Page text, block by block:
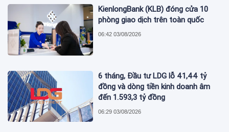
KienlongBank (KLB) đóng cửa 10
phòng giao dịch trên toàn quốc
06:42 03/08/2026
6 tháng, Đầu tư LDG lỗ 41,44 tỷ
đồng và dòng tiền kinh doanh âm
đến 1.593,3 tỷ đồng
06:29 03/08/2026